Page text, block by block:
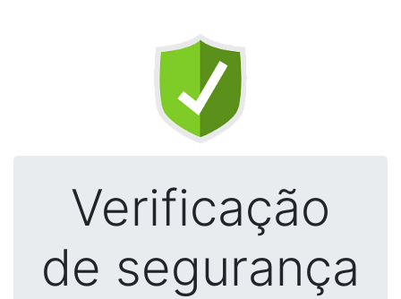
Verificação
de segurança